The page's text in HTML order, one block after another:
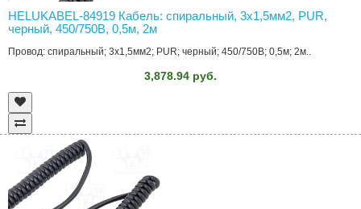
HELUKABEL-84919 Кабель: спиральный, 3x1,5мм2, PUR,
черный, 450/750В, 0,5м, 2м
Провод: спиральный; 3x1,5мм2; PUR; черный; 450/750В; 0,5м; 2м..
3,878.94 руб.